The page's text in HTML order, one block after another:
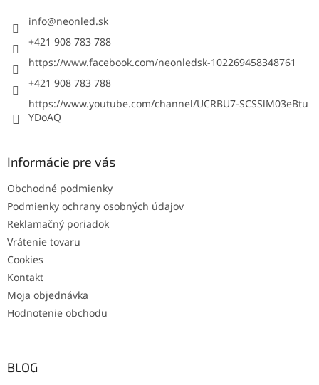
info@neonled.sk
+421 908 783 788
https://www.facebook.com/neonledsk-102269458348761
+421 908 783 788
https://www.youtube.com/channel/UCRBU7-SCSSlM03eBtu
YDoAQ
Informácie pre vás
Obchodné podmienky
Podmienky ochrany osobných údajov
Reklamačný poriadok
Vrátenie tovaru
Cookies
Kontakt
Moja objednávka
Hodnotenie obchodu
BLOG